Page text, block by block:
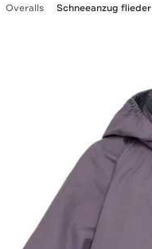
Overalls Schneeanzug flieder